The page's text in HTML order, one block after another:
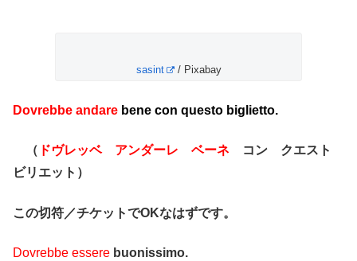
sasint / Pixabay
Dovrebbe andare bene con questo biglietto.
（ ドヴレッベ アンダーレ ベーネ コン クエスト
ビリエット）
この切符／チケットでOKなはずです。
Dovrebbe essere buonissimo.